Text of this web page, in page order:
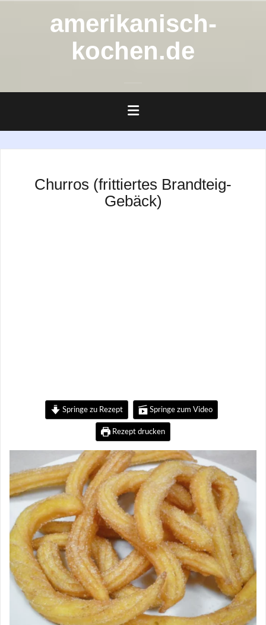
amerikanisch-
kochen.de
Churros (frittiertes Brandteig-
Gebäck)
Springe zu Rezept Springe zum Video
Rezept drucken